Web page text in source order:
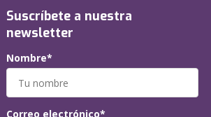
Suscríbete a nuestra
newsletter
Nombre*
Correo electrónico*